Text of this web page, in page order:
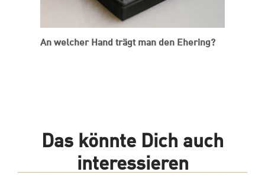
An welcher Hand trägt man den Ehering?
Das könnte Dich auch
interessieren